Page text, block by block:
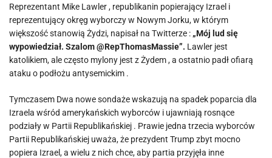
Reprezentant Mike Lawler , republikanin popierający Izrael i
reprezentujący okręg wyborczy w Nowym Jorku, w którym
większość stanowią Żydzi, napisał na Twitterze : „Mój lud się
wypowiedział. Szalom @RepThomasMassie”. Lawler jest
katolikiem, ale często mylony jest z Żydem , a ostatnio padł ofiarą
ataku o podłożu antysemickim .
Tymczasem Dwa nowe sondaże wskazują na spadek poparcia dla
Izraela wśród amerykańskich wyborców i ujawniają rosnące
podziały w Partii Republikańskiej . Prawie jedna trzecia wyborców
Partii Republikańskiej uważa, że ​​prezydent Trump zbyt mocno
popiera Izrael, a wielu z nich chce, aby partia przyjęła inne